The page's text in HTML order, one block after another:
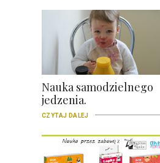
Nauka samodzielnego
jedzenia.
CZYTAJ DALEJ